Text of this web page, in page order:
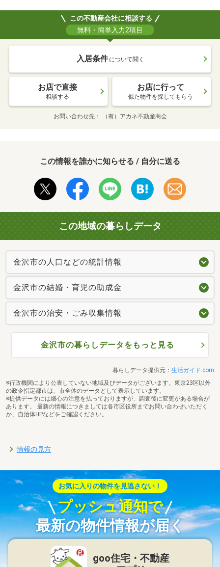
この不動産会社に相談する
無料・簡単入力2項目
入居条件 について聞く
お店で直接
相談する
お店に行って
似た物件を探してもらう
お問い合わせ先 （有）アカネ不動産商会
この情報を誰かに知らせる / 自分に送る
この地域の暮らしデータ
金沢市の人口などの統計情報
金沢市の結婚・育児の助成金
金沢市の治安・ごみ収集情報
金沢市の暮らしデータをもっと見る
暮らしデータ提供元： 生活ガイド.com
※行政機関により公表していない地域及びデータがございます。東京23区以外
の政令指定都市は、市全体のデータとして表示しています。
※提供データには細心の注意を払っておりますが、調査後に変更がある場合が
あります。 最新の情報につきましては各市区役所までお問い合わせいただく
か、自治体HPなどをご確認ください。
情報の見方
お気に入りの物件を見逃さない！
プッシュ通知で
最新の物件情報が届く
goo住宅・不動産